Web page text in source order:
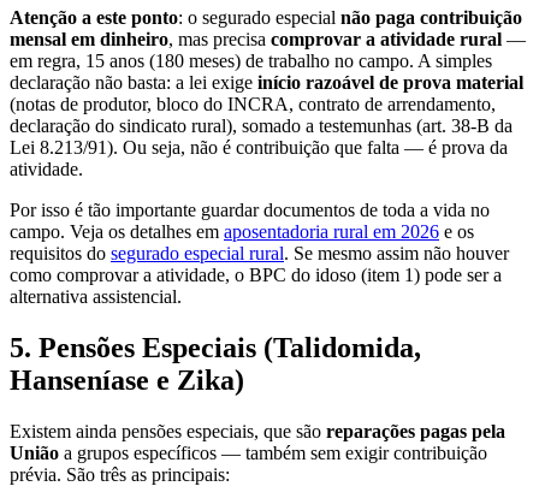
Atenção a este ponto: o segurado especial não paga contribuição
mensal em dinheiro, mas precisa comprovar a atividade rural —
em regra, 15 anos (180 meses) de trabalho no campo. A simples
declaração não basta: a lei exige início razoável de prova material
(notas de produtor, bloco do INCRA, contrato de arrendamento,
declaração do sindicato rural), somado a testemunhas (art. 38-B da
Lei 8.213/91). Ou seja, não é contribuição que falta — é prova da
atividade.
Por isso é tão importante guardar documentos de toda a vida no
campo. Veja os detalhes em aposentadoria rural em 2026 e os
requisitos do segurado especial rural. Se mesmo assim não houver
como comprovar a atividade, o BPC do idoso (item 1) pode ser a
alternativa assistencial.
5. Pensões Especiais (Talidomida,
Hanseníase e Zika)
Existem ainda pensões especiais, que são reparações pagas pela
União a grupos específicos — também sem exigir contribuição
prévia. São três as principais: